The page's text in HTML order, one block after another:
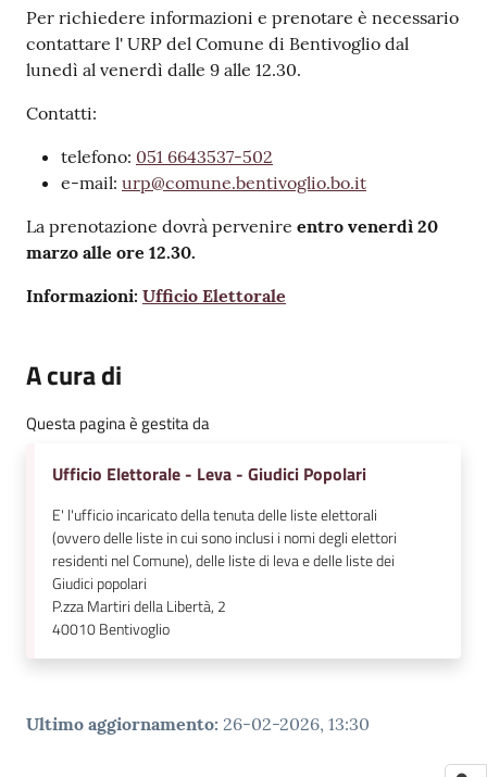
Per richiedere informazioni e prenotare è necessario
contattare l' URP del Comune di Bentivoglio dal
lunedì al venerdì dalle 9 alle 12.30.
Contatti:
telefono: 051 6643537-502
e-mail: urp@comune.bentivoglio.bo.it
La prenotazione dovrà pervenire entro venerdì 20
marzo alle ore 12.30.
Informazioni: Ufficio Elettorale
A cura di
Questa pagina è gestita da
Ufficio Elettorale - Leva - Giudici Popolari
E' l'ufficio incaricato della tenuta delle liste elettorali
(ovvero delle liste in cui sono inclusi i nomi degli elettori
residenti nel Comune), delle liste di leva e delle liste dei
Giudici popolari
P.zza Martiri della Libertà, 2
40010Bentivoglio
Ultimo aggiornamento: 26-02-2026, 13:30